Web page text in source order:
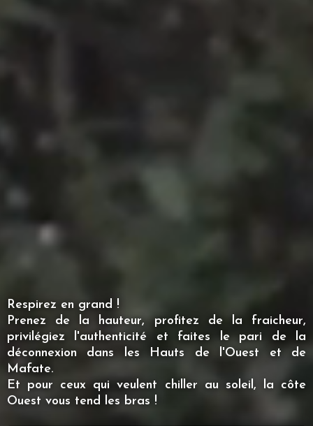
Respirez en grand !
Prenez de la hauteur, profitez de la fraicheur,
privilégiez l'authenticité et faites le pari de la
déconnexion dans les Hauts de l'Ouest et de
Mafate.
Et pour ceux qui veulent chiller au soleil, la côte
Ouest vous tend les bras !